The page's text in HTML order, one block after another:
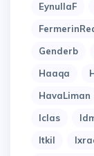
EynullaF
Genderb
Haaqa
HavaLiman
Iclas
Itkil